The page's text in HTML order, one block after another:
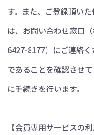
す。また、ご登録頂い
は、お問い合わせ窓口
6427-8177）にご連絡
であることを確認させ
に手続きを行います。
【会員専用サービスの